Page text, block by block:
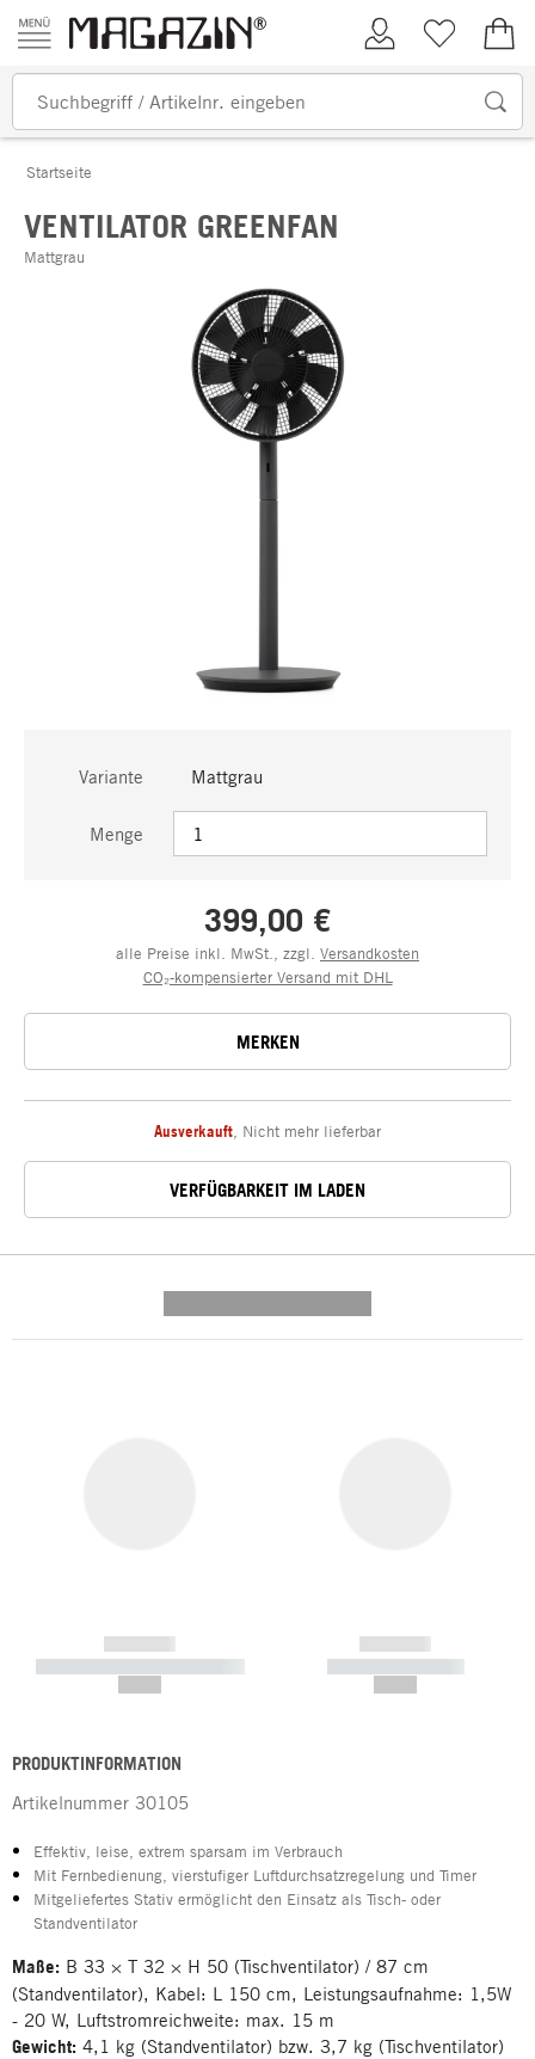
Zum Inhalt springen
Kundenkonto
Merkliste
Startseite
VENTILATOR GREENFAN
Mattgrau
Variante Mattgrau
Menge
399,00 €
alle Preise inkl. MwSt., zzgl. Versandkosten
CO₂-kompensierter Versand mit DHL
MERKEN
Ausverkauft Nicht mehr lieferbar
VERFÜGBARKEIT IM LADEN
------------
----------- ----------- -----------
------------
----------- -----------
PRODUKTINFORMATION
Artikelnummer 30105
Effektiv, leise, extrem sparsam im Verbrauch
Mit Fernbedienung, vierstufiger Luftdurchsatzregelung und Timer
Mitgeliefertes Stativ ermöglicht den Einsatz als Tisch- oder
Standventilator
Maße: B 33 × T 32 × H 50 (Tischventilator) / 87 cm
(Standventilator), Kabel: L 150 cm, Leistungsaufnahme: 1,5W
- 20 W, Luftstromreichweite: max. 15 m
Gewicht: 4,1 kg (Standventilator) bzw. 3,7 kg (Tischventilator)